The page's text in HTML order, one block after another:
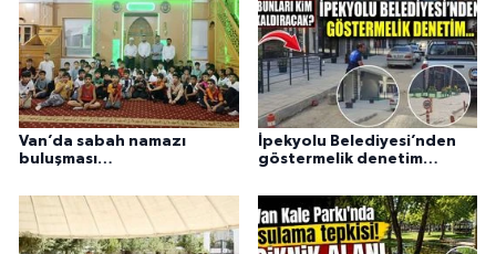
Van’da sabah namazı
buluşması…
İpekyolu Belediyesi’nden
göstermelik denetim…